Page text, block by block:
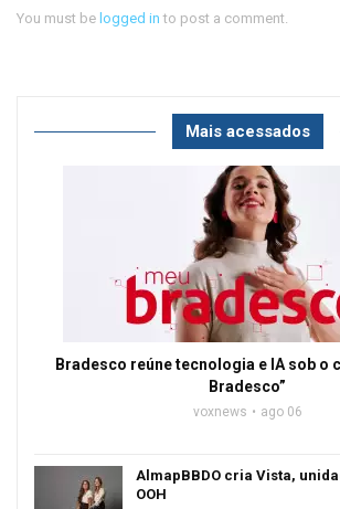
You must be logged in to post a comment.
Mais acessados
Bradesco reúne tecnologia e IA sob o
Bradesco”
voxnews ago 06
AlmapBBDO cria Vista,
OOH